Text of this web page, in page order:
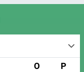
O P